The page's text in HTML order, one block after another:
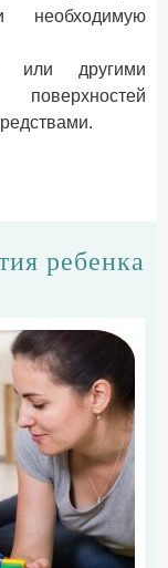
необходимую
или другими
ребенка